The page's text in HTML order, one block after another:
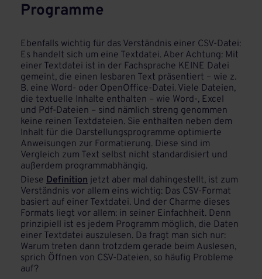
Programme
Ebenfalls wichtig für das Verständnis einer CSV-Datei:
Es handelt sich um eine Textdatei. Aber Achtung: Mit
einer Textdatei ist in der Fachsprache KEINE Datei
gemeint, die einen lesbaren Text präsentiert – wie z.
B. eine Word- oder OpenOffice-Datei. Viele Dateien,
die textuelle Inhalte enthalten – wie Word-, Excel
und Pdf-Dateien – sind nämlich streng genommen
keine reinen Textdateien. Sie enthalten neben dem
Inhalt für die Darstellungsprogramme optimierte
Anweisungen zur Formatierung. Diese sind im
Vergleich zum Text selbst nicht standardisiert und
außerdem programmabhängig.
Diese Definition jetzt aber mal dahingestellt, ist zum
Verständnis vor allem eins wichtig: Das CSV-Format
basiert auf einer Textdatei. Und der Charme dieses
Formats liegt vor allem: in seiner Einfachheit. Denn
prinzipiell ist es jedem Programm möglich, die Daten
einer Textdatei auszulesen. Da fragt man sich nur:
Warum treten dann trotzdem gerade beim Auslesen,
sprich Öffnen von CSV-Dateien, so häufig Probleme
auf?